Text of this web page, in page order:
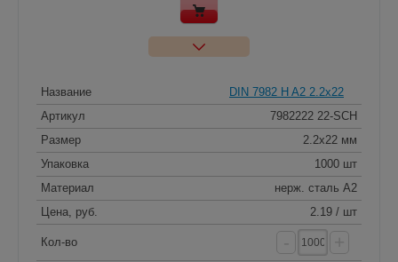
Название
DIN 7982 H A2 2.2x22
Артикул
7982222 22-SCH
Размер
2.2x22 мм
Упаковка
1000 шт
Материал
нерж. сталь A2
Цена, руб.
2.19 / шт
Кол-во